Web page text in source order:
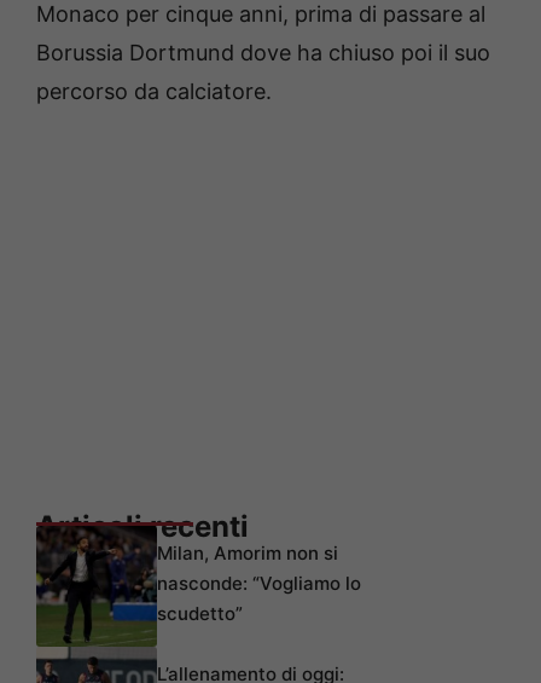
Monaco per cinque anni, prima di passare al
Borussia Dortmund dove ha chiuso poi il suo
percorso da calciatore.
Articoli recenti
Milan, Amorim non si
nasconde: “Vogliamo lo
scudetto”
L’allenamento di oggi: